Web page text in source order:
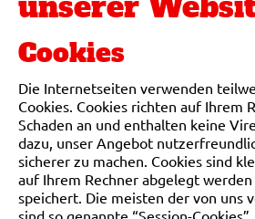
Cookies
Die Internetseiten verwenden
Cookies. Cookies richten auf Ihrem
Schaden an und enthalten keine
dazu, unser Angebot
sicherer zu machen. Cookies sind
auf Ihrem Rechner abgelegt
speichert. Die meisten der von uns
sind so genannte “Session-